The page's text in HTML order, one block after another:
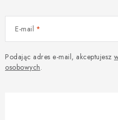
E-mail
Podając adres e-mail, akceptujesz
osobowych.